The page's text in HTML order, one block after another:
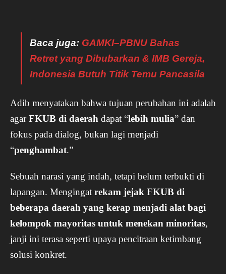
Baca juga: GAMKI–PBNU Bahas
Retret yang Dibubarkan & IMB Gereja,
Indonesia Butuh Titik Temu Pancasila
Adib menyatakan bahwa tujuan perubahan ini adalah
agarFKUB di daerah dapat “lebih mulia” dan
fokus pada dialog, bukan lagi menjadi
“penghambat.”
Sebuah narasi yang indah, tetapi belum terbukti di
lapangan. Mengingat rekam jejak FKUB di
beberapa daerah yang kerap menjadi alat bagi
kelompok mayoritas untuk menekan minoritas,
janji ini terasa seperti upaya pencitraan ketimbang
solusi konkret.